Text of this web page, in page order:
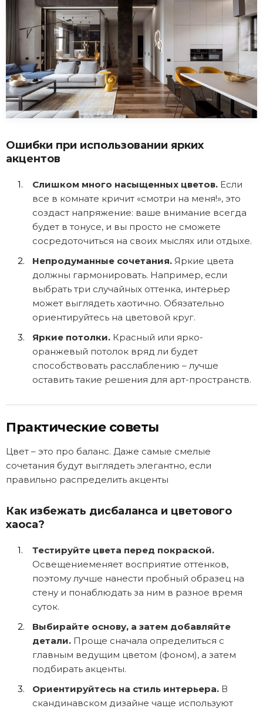
Ошибки при использовании ярких
акцентов
Слишком много насыщенных цветов. Если
все в комнате кричит «смотри на меня!», это
создаст напряжение: ваше внимание всегда
будет в тонусе, и вы просто не сможете
сосредоточиться на своих мыслях или отдыхе.
Непродуманные сочетания. Яркие цвета
должны гармонировать. Например, если
выбрать три случайных оттенка, интерьер
может выглядеть хаотично. Обязательно
ориентируйтесь на цветовой круг.
Яркие потолки. Красный или ярко-
оранжевый потолок вряд ли будет
способствовать расслаблению – лучше
оставить такие решения для арт-пространств.
Практические советы
Цвет – это про баланс. Даже самые смелые
сочетания будут выглядеть элегантно, если
правильно распределить акценты
Как избежать дисбаланса и цветового
хаоса?
Тестируйте цвета перед покраской.
Освещениеменяет восприятие оттенков,
поэтому лучше нанести пробный образец на
стену и понаблюдать за ним в разное время
суток.
Выбирайте основу, а затем добавляйте
детали. Проще сначала определиться с
главным ведущим цветом (фоном), а затем
подбирать акценты.
Ориентируйтесь на стиль интерьера. В
скандинавском дизайне чаще используют